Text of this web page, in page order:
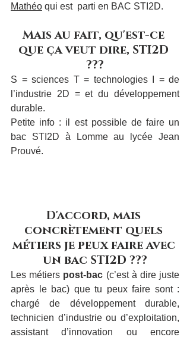
Mathéo qui est  parti en BAC STI2D.
Mais au fait, qu'est-ce
que ça veut dire, STI2D
???
S = sciences T = technologies I = de
l’industrie 2D = et du développement
durable.
Petite info : il est possible de faire un
bac STI2D à Lomme au lycée Jean
Prouvé.
D'accord, mais
concrètement quels
métiers je peux faire avec
un bac STI2D ???
Les métiers post-bac (c’est à dire juste
après le bac) que tu peux faire sont :
chargé de développement durable,
technicien d’industrie ou d’exploitation,
assistant d’innovation ou encore